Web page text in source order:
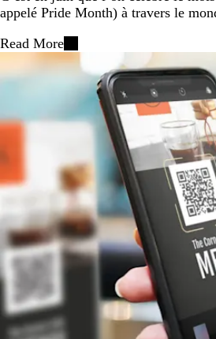
appelé Pride Month) à travers le
Read More